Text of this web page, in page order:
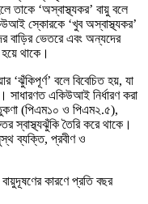
‘অস্বাস্থ্যকর’ বায়ু বলে
স্কোরকে ‘খুব অস্বাস্থ্যকর’
বাড়ির ভেতরে এবং অন্যদের
হয়ে থাকে।
বলে বিবেচিত হয়, যা
সাধারণত একিউআই নির্ধারণ করা
(পিএম১০ ও পিএম২.৫),
তৈরি করে থাকে।
ব্যক্তি, প্রবীণ ও
কারণে প্রতি বছর